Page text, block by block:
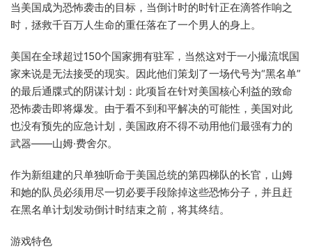
当美国成为恐怖袭击的目标，当倒计时的时针正在滴答作响之
时，拯救千百万人生命的重任落在了一个男人的身上。
美国在全球超过150个国家拥有驻军，当然这对于一小撮流氓国
家来说是无法接受的现实。因此他们策划了一场代号为“黑名单”
的最后通牒式的阴谋计划：此项旨在针对美国核心利益的致命
恐怖袭击即将爆发。由于看不到和平解决的可能性，美国对此
也没有预先的应急计划，美国政府不得不动用他们最强有力的
武器——山姆·费舍尔。
作为新组建的只单独听命于美国总统的第四梯队的长官，山姆
和她的队员必须用尽一切必要手段除掉这些恐怖分子，并且赶
在黑名单计划发动倒计时结束之前，将其终结。
游戏特色